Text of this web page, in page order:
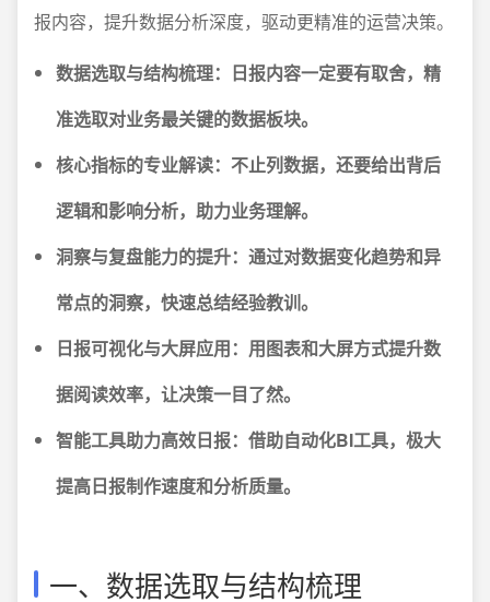
报内容，提升数据分析深度，驱动更精准的运营决策。
数据选取与结构梳理：日报内容一定要有取舍，精
准选取对业务最关键的数据板块。
核心指标的专业解读：不止列数据，还要给出背后
逻辑和影响分析，助力业务理解。
洞察与复盘能力的提升：通过对数据变化趋势和异
常点的洞察，快速总结经验教训。
日报可视化与大屏应用：用图表和大屏方式提升数
据阅读效率，让决策一目了然。
智能工具助力高效日报：借助自动化BI工具，极大
提高日报制作速度和分析质量。
一、数据选取与结构梳理